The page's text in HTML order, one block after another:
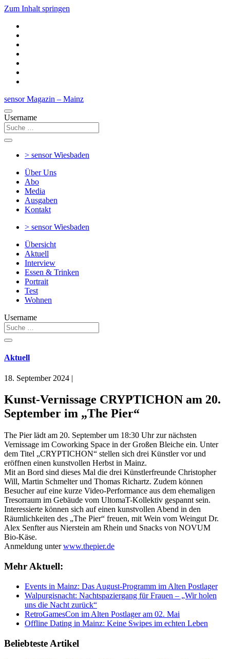
Zum Inhalt springen
sensor Magazin – Mainz
Username
> sensorWiesbaden
Über Uns
Abo
Media
Ausgaben
Kontakt
> sensorWiesbaden
Übersicht
Aktuell
Interview
Essen & Trinken
Portrait
Test
Wohnen
Username
Aktuell
18. September 2024 |
Kunst-Vernissage CRYPTICHON am 20.
September im „The Pier“
The Pier lädt am 20. September um 18:30 Uhr zur nächsten
Vernissage im Coworking Space in der Großen Bleiche ein. Unter
dem Titel „CRYPTICHON“ stellen sich drei Künstler vor und
eröffnen einen kunstvollen Herbst in Mainz.
Mit an Bord sind dieses Mal die drei Künstlerfreunde Christopher
Will, Martin Schmelter und Thomas Richartz. Zudem können
Besucher auf eine kurze Video-Performance aus dem ehemaligen
Tresorraum im Gebäude vom UltomaT-Kollektiv gespannt sein.
Interessierte können sich auf einen kunstvollen Abend in den
Räumlichkeiten des „The Pier“ freuen, mit Wein vom Weingut Dr.
Alex Senfter aus Nierstein am Rhein und Snacks von NOVUM
Bio-Käse.
Anmeldung unterwww.thepier.de
Mehr Aktuell:
Events in Mainz: Das August-Programm im Alten Postlager
Walpurgisnacht: Nachtspaziergang für Frauen – „Wir holen
uns die Nacht zurück“
RetroGamesCon im Alten Postlager am 02. Mai
Offline Dating in Mainz: Keine Swipes im echten Leben
Beliebteste Artikel